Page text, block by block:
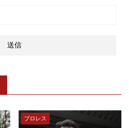
プロレス